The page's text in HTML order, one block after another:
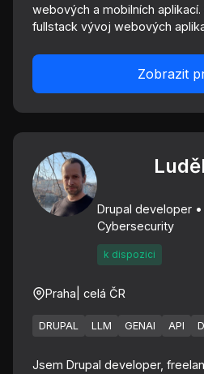
webových a mobilních aplikací.
fullstack vývoj webových
Zobrazit
Drupal developer
Cybersecurity
k dispozici
Praha | celá ČR
DRUPAL LLM GENAI API
Jsem Drupal developer,